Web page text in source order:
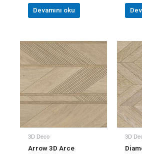
Devamını oku
3D Deco
Arrow 3D Arce
3D